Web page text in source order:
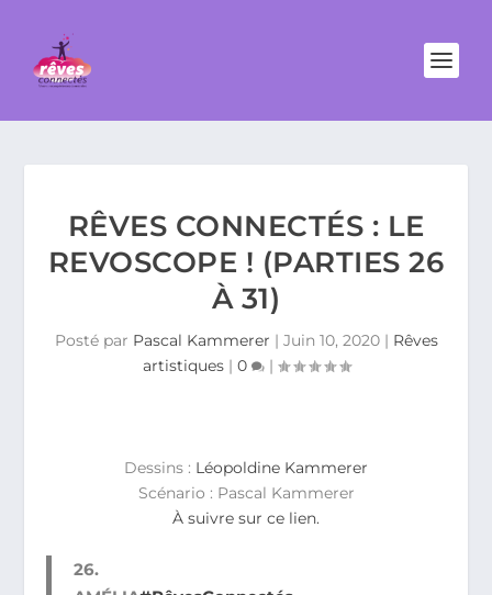
RÊVES CONNECTÉS : LE
REVOSCOPE ! (PARTIES 26
À 31)
Posté par Pascal Kammerer | Juin 10, 2020| Rêves
artistiques| 0 |
Dessins : Léopoldine Kammerer
Scénario : Pascal Kammerer
À suivre sur ce lien.
26.